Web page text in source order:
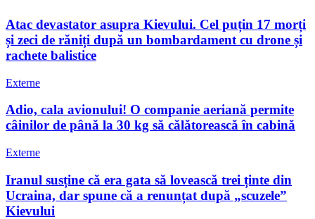
Atac devastator asupra Kievului. Cel puțin 17 morți
și zeci de răniți după un bombardament cu drone și
rachete balistice
Externe
Adio, cala avionului! O companie aeriană permite
câinilor de până la 30 kg să călătorească în cabină
Externe
Iranul susține că era gata să lovească trei ținte din
Ucraina, dar spune că a renunțat după „scuzele”
Kievului